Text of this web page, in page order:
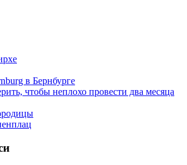
в Бернбурге
чтобы неплохо провести два месяца